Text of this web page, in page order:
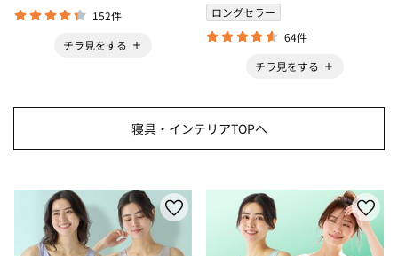
152件
チラ見をする
ロングセラー
64件
チラ見をする
寝具・インテリアTOPへ